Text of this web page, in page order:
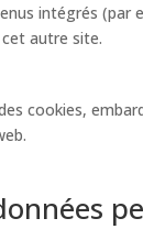
intégrés
autre site.
cookies,